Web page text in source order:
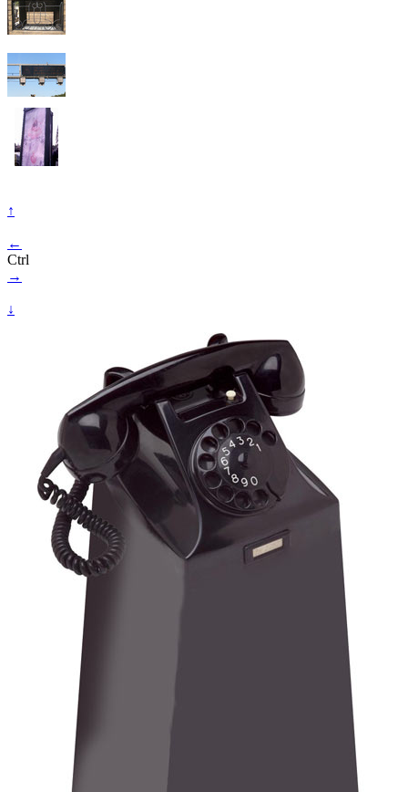
↑
←
Ctrl
→
↓